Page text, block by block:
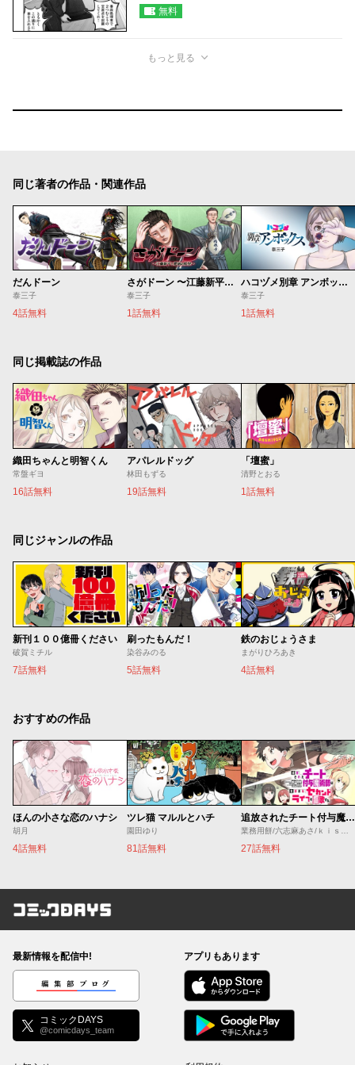
無料
もっと見る
同じ著者の作品・関連作品
だんドーン
泰三子
4話無料
さがドーン 〜江藤新平と肥前の妖怪〜
泰三子
1話無料
ハコヅメ別章 アンボックス
泰三子
1話無料
同じ掲載誌の作品
織田ちゃんと明智くん
常盤ギヨ
16話無料
アパレルドッグ
林田もずる
19話無料
「壇蜜」
清野とおる
1話無料
同じジャンルの作品
新刊１００億冊ください
破賀ミチル
7話無料
刷ったもんだ！
染谷みのる
5話無料
鉄のおじょうさま
まがりひろあき
4話無料
おすすめの作品
ほんの小さな恋のハナシ
胡月
4話無料
ツレ猫 マルルとハチ
園田ゆり
81話無料
追放されたチート付与魔術師は気ままなセカンドライフを謳歌する。 ～俺は武器だけじゃなく、あらゆるものに『強化ポイント』を付与できるし、俺の意思でいつでも効果を解除できるけど、残った人たち大丈夫？～
27話無料
コミックDAYS
最新情報を配信中!
編集部ブログ
コミックDAYS
@comicdays_team
アプリもあります